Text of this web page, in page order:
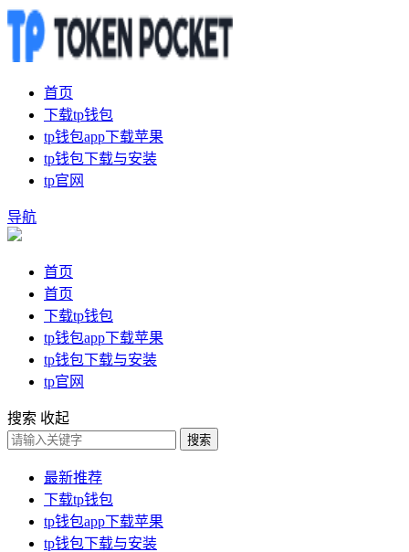
首页
下载tp钱包
tp钱包app下载苹果
tp钱包下载与安装
tp官网
导航
首页
首页
下载tp钱包
tp钱包app下载苹果
tp钱包下载与安装
tp官网
搜索 收起
搜索
最新推荐
下载tp钱包
tp钱包app下载苹果
tp钱包下载与安装